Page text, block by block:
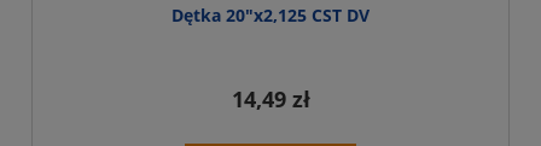
Dętka 20"x2,125 CST DV
14,49 zł